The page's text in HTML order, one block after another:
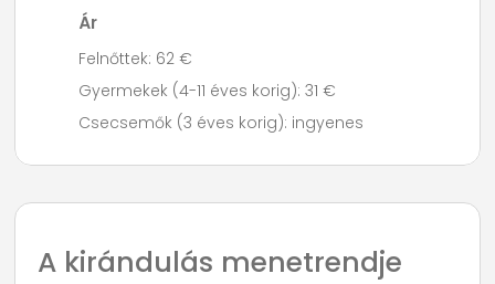
Ár
Felnőttek: 62 €
Gyermekek (4-11 éves korig): 31 €
Csecsemők (3 éves korig): ingyenes
A kirándulás menetrendje